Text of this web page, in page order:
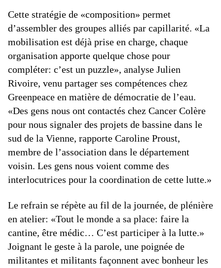
Cette stratégie de «composition» permet
d’assembler des groupes alliés par capillarité. «La
mobilisation est déjà prise en charge, chaque
organisation apporte quelque chose pour
compléter: c’est un puzzle», analyse Julien
Rivoire, venu partager ses compétences chez
Greenpeace en matière de démocratie de l’eau.
«Des gens nous ont contactés chez Cancer Colère
pour nous signaler des projets de bassine dans le
sud de la Vienne, rapporte Caroline Proust,
membre de l’association dans le département
voisin. Les gens nous voient comme des
interlocutrices pour la coordination de cette lutte.»
Le refrain se répète au fil de la journée, de plénière
en atelier: «Tout le monde a sa place: faire la
cantine, être médic… C’est participer à la lutte.»
Joignant le geste à la parole, une poignée de
militantes et militants façonnent avec bonheur les